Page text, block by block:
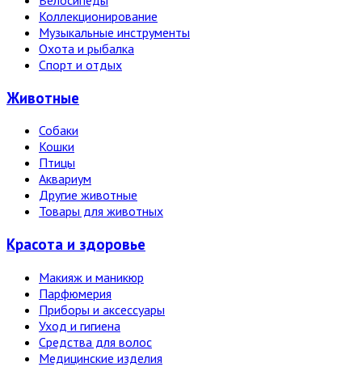
Коллекционирование
Музыкальные инструменты
Охота и рыбалка
Спорт и отдых
Животные
Собаки
Кошки
Птицы
Аквариум
Другие животные
Товары для животных
Красота и здоровье
Макияж и маникюр
Парфюмерия
Приборы и аксессуары
Уход и гигиена
Средства для волос
Медицинские изделия